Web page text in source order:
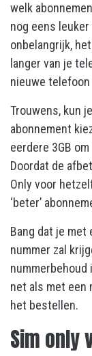
welk
nog eens
onbelangrijk,
langer van je
nieuwe
Trouwens, kun
abonnement
eerdere 3GB
Doordat de
Only voor
‘beter’
Bang dat je met
nummer zal
nummerbehoud
net als met een
het bestellen.
Sim only